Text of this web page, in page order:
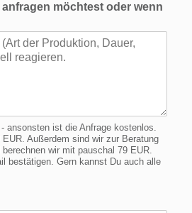
möchtest oder wenn
ansonsten ist die Anfrage kostenlos.
Außerdem sind wir zur Beratung
wir mit pauschal 79 EUR.
bestätigen. Gern kannst Du auch alle